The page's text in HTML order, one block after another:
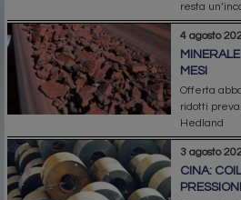
resta
4 agosto
MESI
Offerta
ridotti
Hedland
3 agosto
CINA: